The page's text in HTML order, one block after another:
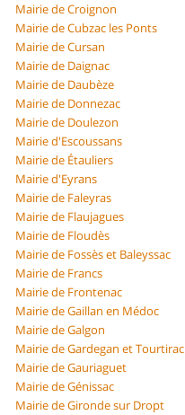
Mairie de Croignon
Mairie de Cubzac les Ponts
Mairie de Cursan
Mairie de Daignac
Mairie de Daubèze
Mairie de Donnezac
Mairie de Doulezon
Mairie d'Escoussans
Mairie de Étauliers
Mairie d'Eyrans
Mairie de Faleyras
Mairie de Flaujagues
Mairie de Floudès
Mairie de Fossès et Baleyssac
Mairie de Francs
Mairie de Frontenac
Mairie de Gaillan en Médoc
Mairie de Galgon
Mairie de Gardegan et Tourtirac
Mairie de Gauriaguet
Mairie de Génissac
Mairie de Gironde sur Dropt